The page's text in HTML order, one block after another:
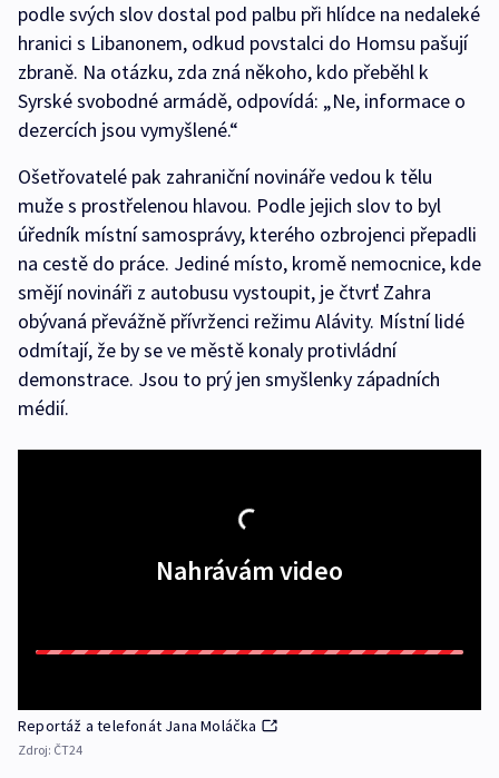
podle svých slov dostal pod palbu při hlídce na nedaleké
hranici s Libanonem, odkud povstalci do Homsu pašují
zbraně. Na otázku, zda zná někoho, kdo přeběhl k
Syrské svobodné armádě, odpovídá: „Ne, informace o
dezercích jsou vymyšlené.“
Ošetřovatelé pak zahraniční novináře vedou k tělu
muže s prostřelenou hlavou. Podle jejich slov to byl
úředník místní samosprávy, kterého ozbrojenci přepadli
na cestě do práce. Jediné místo, kromě nemocnice, kde
smějí novináři z autobusu vystoupit, je čtvrť Zahra
obývaná převážně přívrženci režimu Alávity. Místní lidé
odmítají, že by se ve městě konaly protivládní
demonstrace. Jsou to prý jen smyšlenky západních
médií.
Nahrávám video
Reportáž a telefonát Jana Moláčka
Zdroj: ČT24